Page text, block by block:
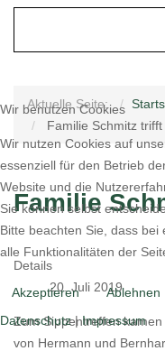
Aktuelle Seite:
Familie Schmitz trifft
Familie
Details
20. Juli 2019
Zum Sippentreffen
von Hermann und
Wir benutzen Cookies
Wir nutzen Cookies auf
essenziell für den Betrieb
Website und die
Sie können selbst
Bitte beachten Sie, dass
alle Funktionalitäten der
Akzeptieren
Ablehnen
Datenschutz|Impressum